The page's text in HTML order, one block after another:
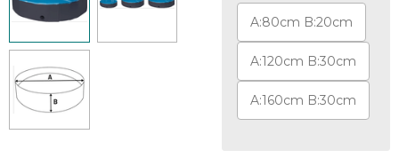
A:80cm B:20cm
A:120cm B:30cm
A:160cm B:30cm